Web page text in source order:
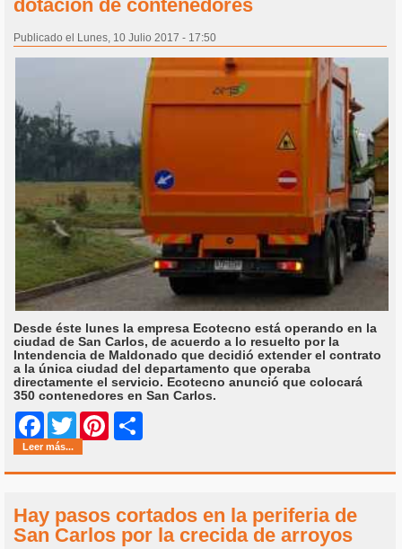
dotación de contenedores
Publicado el Lunes, 10 Julio 2017 - 17:50
Desde éste lunes la empresa Ecotecno está operando en la
ciudad de San Carlos, de acuerdo a lo resuelto por la
Intendencia de Maldonado que decidió extender el contrato
a la única ciudad del departamento que operaba
directamente el servicio. Ecotecno anunció que colocará
350 contenedores en San Carlos.
Facebook
Twitter Pinterest
Leer más...
Hay pasos cortados en la periferia de
San Carlos por la crecida de arroyos